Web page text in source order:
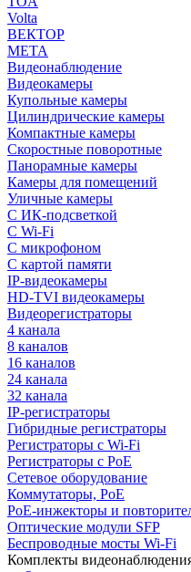
Volta
ВЕКТОР
МЕТА
Видеонаблюдение
Видеокамеры
Купольные камеры
Цилиндрические камеры
Компактные камеры
Скоростные поворотные
Панорамные камеры
Камеры для помещений
Уличные камеры
С ИК-подсветкой
С Wi-Fi
С микрофоном
С картой памяти
IP-видеокамеры
HD-TVI видеокамеры
Видеорегистраторы
4 канала
8 каналов
16 каналов
24 канала
32 канала
IP-регистраторы
Гибридные регистраторы
Регистраторы с Wi-Fi
Регистраторы с PoE
Сетевое оборудование
Коммутаторы, PoE
PoE-инжекторы и
Оптические модули SFP
Беспроводные мосты Wi-Fi
Комплекты